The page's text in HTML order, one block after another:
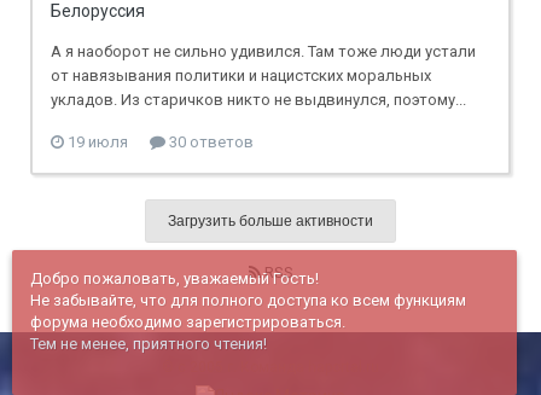
Белоруссия
А я наоборот не сильно удивился. Там тоже люди устали
от навязывания политики и нацистских моральных
укладов. Из старичков никто не выдвинулся, поэтому...
19 июля 30 ответов
Загрузить больше активности
RSS
Добро пожаловать, уважаемый Гость!
Не забывайте, что для полного доступа ко всем функциям
форума необходимо зарегистрироваться.
Тем не менее, приятного чтения!